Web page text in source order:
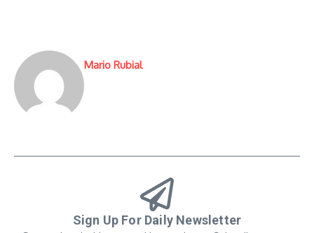
Mario Rubial
Sign Up For Daily Newsletter